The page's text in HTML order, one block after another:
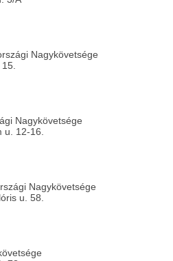
Nagykövetsége
Nagykövetsége
12-16.
Nagykövetsége
u. 58.